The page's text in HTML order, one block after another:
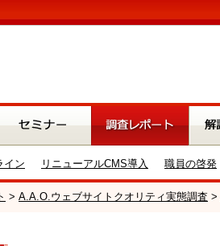
イン リニューアルCMS導入 職員の啓発
> A.A.O.ウェブサイトクオリティ実態調査 >